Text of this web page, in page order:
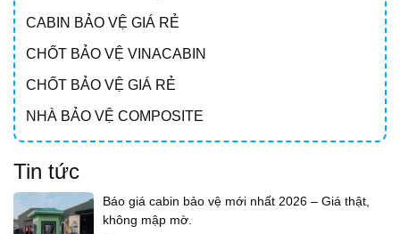
CABIN BẢO VỆ GIÁ RẺ
CHỐT BẢO VỆ VINACABIN
CHỐT BẢO VỆ GIÁ RẺ
NHÀ BẢO VỆ COMPOSITE
Tin tức
Báo giá cabin bảo vệ mới nhất 2026 – Giá thật,
không mập mờ.